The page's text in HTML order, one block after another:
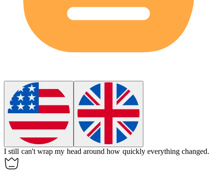
I still can't wrap my head around how quickly everything changed.